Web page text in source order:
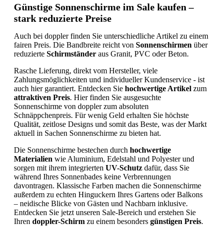
springen
Günstige Sonnenschirme im Sale kaufen –
stark reduzierte Preise
Auch bei doppler finden Sie unterschiedliche Artikel zu einem
fairen Preis. Die Bandbreite reicht von Sonnenschirmen über
reduzierte Schirmständer aus Granit, PVC oder Beton.
Rasche Lieferung, direkt vom Hersteller, viele
Zahlungsmöglichkeiten und individueller Kundenservice - ist
auch hier garantiert. Entdecken Sie hochwertige Artikel zum
attraktiven Preis. Hier finden Sie ausgesuchte
Sonnenschirme von doppler zum absoluten
Schnäppchenpreis. Für wenig Geld erhalten Sie höchste
Qualität, zeitlose Designs und somit das Beste, was der Markt
aktuell in Sachen Sonnenschirme zu bieten hat.
Die Sonnenschirme bestechen durch hochwertige
Materialien wie Aluminium, Edelstahl und Polyester und
sorgen mit ihrem integrierten UV-Schutz dafür, dass Sie
während Ihres Sonnenbades keine Verbrennungen
davontragen. Klassische Farben machen die Sonnenschirme
außerdem zu echten Hinguckern Ihres Gartens oder Balkons
– neidische Blicke von Gästen und Nachbarn inklusive.
Entdecken Sie jetzt unseren Sale-Bereich und erstehen Sie
Ihren doppler-Schirm zu einem besonders günstigen Preis.